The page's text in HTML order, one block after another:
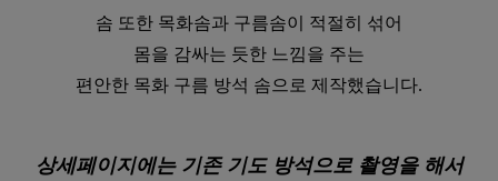
솜 또한 목화솜과 구름솜이 적절히 섞어
몸을 감싸는 듯한 느낌을 주는
편안한 목화 구름 방석 솜으로 제작했습니다.
상세페이지에는 기존 기도 방석으로 촬영을 해서